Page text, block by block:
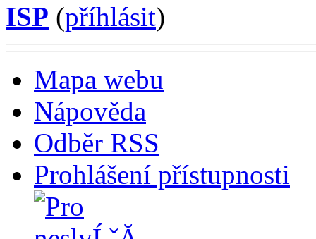
ISP (příhlásit)
Mapa webu
Nápověda
Odběr RSS
Prohlášení přístupnosti